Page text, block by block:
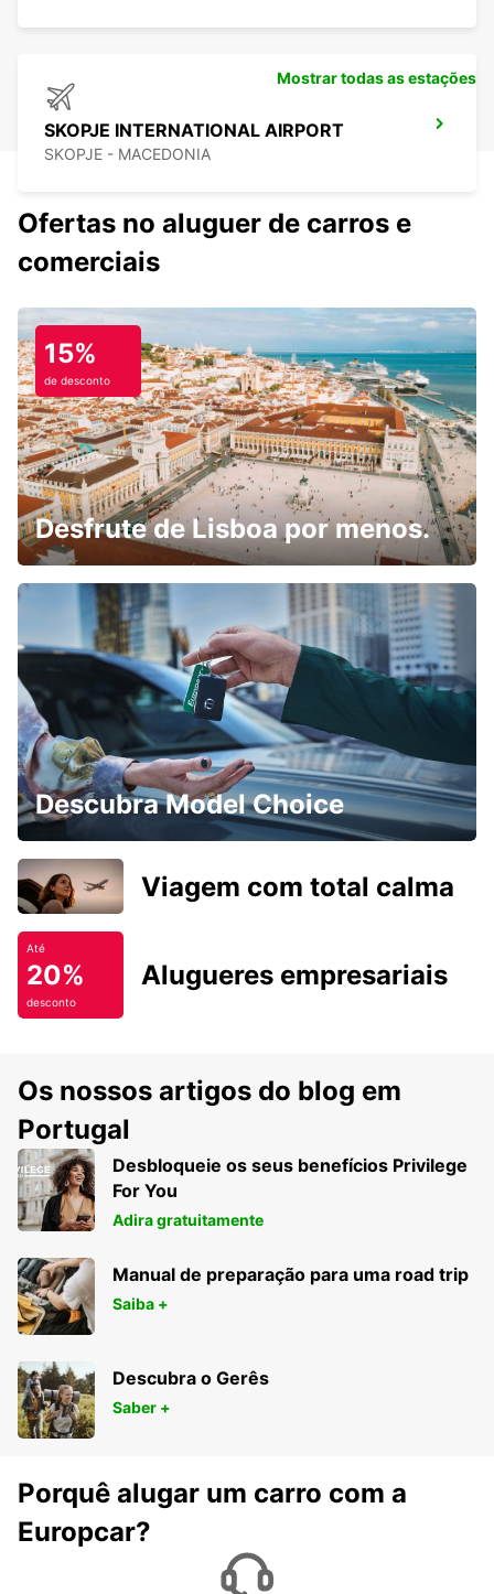
SKOPJE INTERNATIONAL AIRPORT
SKOPJE - MACEDONIA
Mostrar todas as estações
Ofertas no aluguer de carros e
comerciais
15%
de desconto
Desfrute de Lisboa por menos.
Descubra Model Choice
Viagem com total calma
Até
20%
desconto
Alugueres empresariais
Os nossos artigos do blog em
Portugal
Desbloqueie os seus benefícios Privilege
For You
Adira gratuitamente
Manual de preparação para uma road trip
Saiba +
Descubra o Gerês
Saber +
Porquê alugar um carro com a
Europcar?